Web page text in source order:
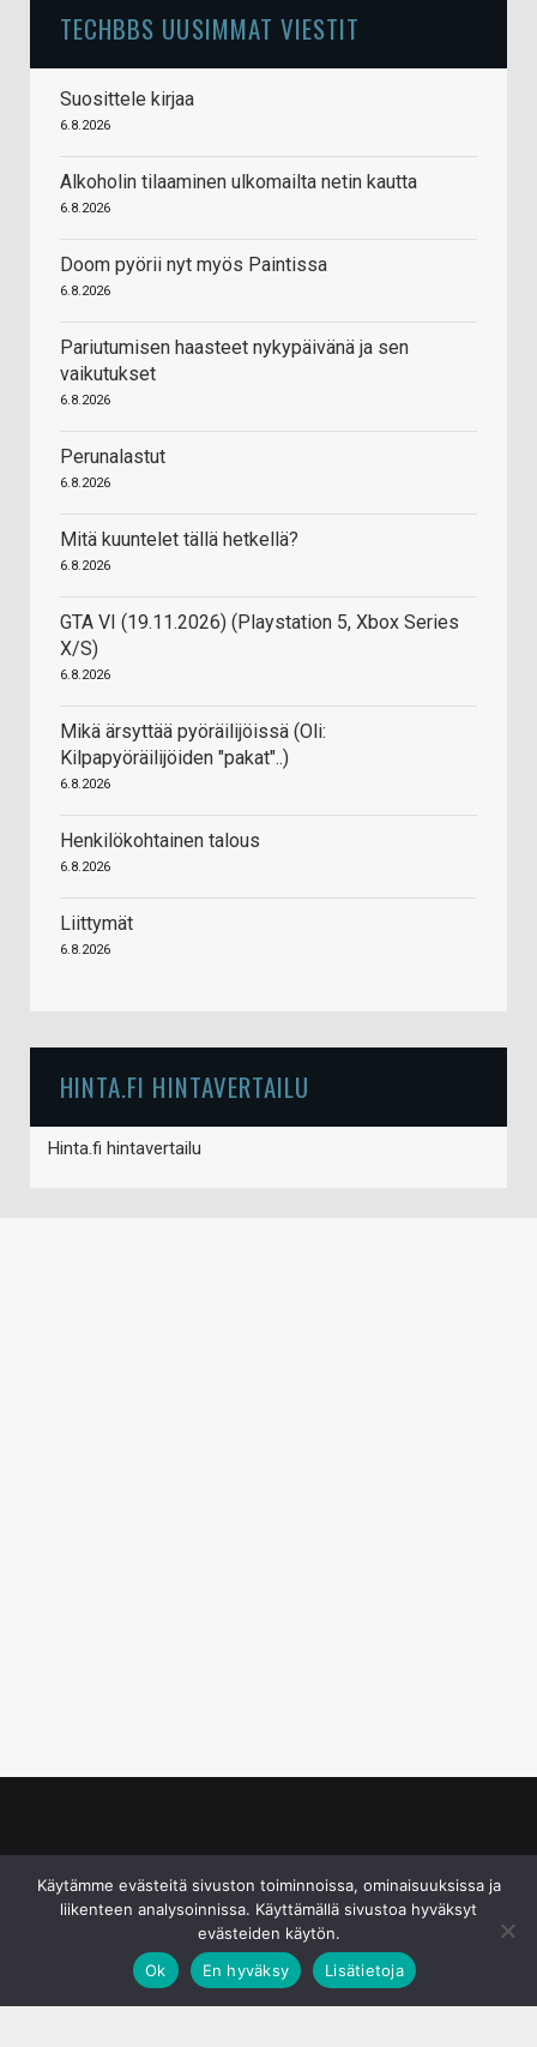
TECHBBS UUSIMMAT VIESTIT
Suosittele kirjaa
6.8.2026
Alkoholin tilaaminen ulkomailta netin kautta
6.8.2026
Doom pyörii nyt myös Paintissa
6.8.2026
Pariutumisen haasteet nykypäivänä ja sen
vaikutukset
6.8.2026
Perunalastut
6.8.2026
Mitä kuuntelet tällä hetkellä?
6.8.2026
GTA VI (19.11.2026) (Playstation 5, Xbox Series
X/S)
6.8.2026
Mikä ärsyttää pyöräilijöissä (Oli:
Kilpapyöräilijöiden "pakat"..)
6.8.2026
Henkilökohtainen talous
6.8.2026
Liittymät
6.8.2026
HINTA.FI HINTAVERTAILU
Hinta.fi hintavertailu
Käytämme evästeitä sivuston toiminnoissa, ominaisuuksissa ja
liikenteen analysoinnissa. Käyttämällä sivustoa hyväksyt
evästeiden käytön.
Ok
En hyväksy Lisätietoja